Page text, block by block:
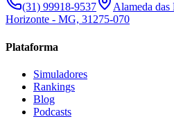
(31) 99918-9537
Alameda das
Horizonte - MG, 31275-070
Plataforma
Simuladores
Rankings
Blog
Podcasts